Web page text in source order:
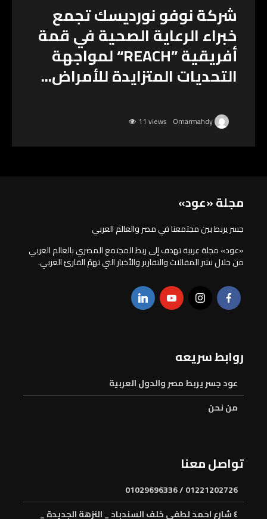
شركة نوفو نورديسك تجمع
خبراء الرعاية الصحية في قمة
أفريقية ”REACH“ لمواجهة
التحديات المتزايدة للأمراض...
11 views
مجلة «عود»
جسر يربط بين مجتمعنا في مصر والعالم العربي
«عود» مجلة عربية تهدف إلى ربط المجتمع المصري بالعالم العربي
من خلال نشر المقالات والتقارير والأخبار التي تهمّ القارئ العربي.
روابط سريعه
عود جسر يربط مصر والدول العربية
من نحن
تواصل معنا
01221202726 / 01029696336
٤ شارع احمد لطفى خلف السندباد _ النزهة الجديدة _